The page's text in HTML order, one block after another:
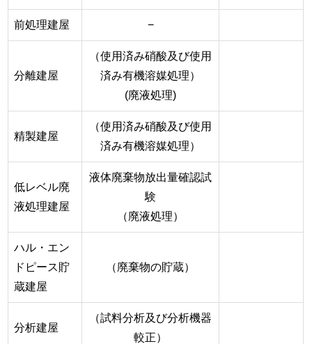
前処理建屋 −
分離建屋
（使用済み硝酸及び使用
済み有機溶媒処理）
(廃液処理)
精製建屋
（使用済み硝酸及び使用
済み有機溶媒処理）
低レベル廃
液処理建屋
液体廃棄物放出量確認試
験
（廃液処理）
ハル・エン
ドピース貯
蔵建屋
（廃棄物の貯蔵）
分析建屋
（試料分析及び分析機器
較正）